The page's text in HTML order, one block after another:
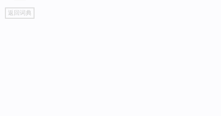
go
top
返回词典